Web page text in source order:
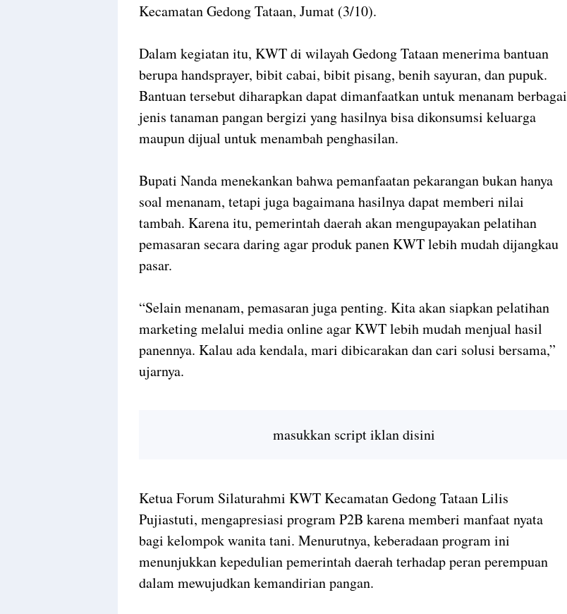
Kecamatan Gedong Tataan, Jumat (3/10).
Dalam kegiatan itu, KWT di wilayah Gedong Tataan menerima bantuan
berupa handsprayer, bibit cabai, bibit pisang, benih sayuran, dan pupuk.
Bantuan tersebut diharapkan dapat dimanfaatkan untuk menanam berbagai
jenis tanaman pangan bergizi yang hasilnya bisa dikonsumsi keluarga
maupun dijual untuk menambah penghasilan.
Bupati Nanda menekankan bahwa pemanfaatan pekarangan bukan hanya
soal menanam, tetapi juga bagaimana hasilnya dapat memberi nilai
tambah. Karena itu, pemerintah daerah akan mengupayakan pelatihan
pemasaran secara daring agar produk panen KWT lebih mudah dijangkau
pasar.
“Selain menanam, pemasaran juga penting. Kita akan siapkan pelatihan
marketing melalui media online agar KWT lebih mudah menjual hasil
panennya. Kalau ada kendala, mari dibicarakan dan cari solusi bersama,”
ujarnya.
masukkan script iklan disini
Ketua Forum Silaturahmi KWT Kecamatan Gedong Tataan Lilis
Pujiastuti, mengapresiasi program P2B karena memberi manfaat nyata
bagi kelompok wanita tani. Menurutnya, keberadaan program ini
menunjukkan kepedulian pemerintah daerah terhadap peran perempuan
dalam mewujudkan kemandirian pangan.